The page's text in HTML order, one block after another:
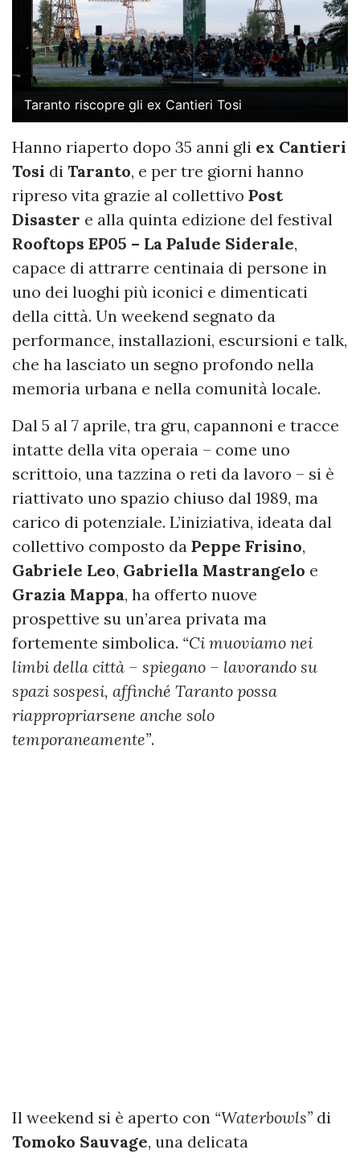
Taranto riscopre gli ex Cantieri Tosi
Hanno riaperto dopo 35 anni gli ex Cantieri
Tosi di Taranto, e per tre giorni hanno
ripreso vita grazie al collettivo Post
Disaster e alla quinta edizione del festival
Rooftops EP05 – La Palude Siderale,
capace di attrarre centinaia di persone in
uno dei luoghi più iconici e dimenticati
della città. Un weekend segnato da
performance, installazioni, escursioni e talk,
che ha lasciato un segno profondo nella
memoria urbana e nella comunità locale.
Dal 5 al 7 aprile, tra gru, capannoni e tracce
intatte della vita operaia – come uno
scrittoio, una tazzina o reti da lavoro – si è
riattivato uno spazio chiuso dal 1989, ma
carico di potenziale. L’iniziativa, ideata dal
collettivo composto da Peppe Frisino,
Gabriele Leo, Gabriella Mastrangelo e
Grazia Mappa, ha offerto nuove
prospettive su un’area privata ma
fortemente simbolica. “Ci muoviamo nei
limbi della città – spiegano – lavorando su
spazi sospesi, affinché Taranto possa
riappropriarsene anche solo
temporaneamente”.
Il weekend si è aperto con “Waterbowls” di
Tomoko Sauvage, una delicata